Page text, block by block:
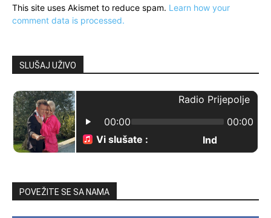
This site uses Akismet to reduce spam. Learn how your
comment data is processed.
SLUŠAJ UŽIVO
POVEŽITE SE SA NAMA